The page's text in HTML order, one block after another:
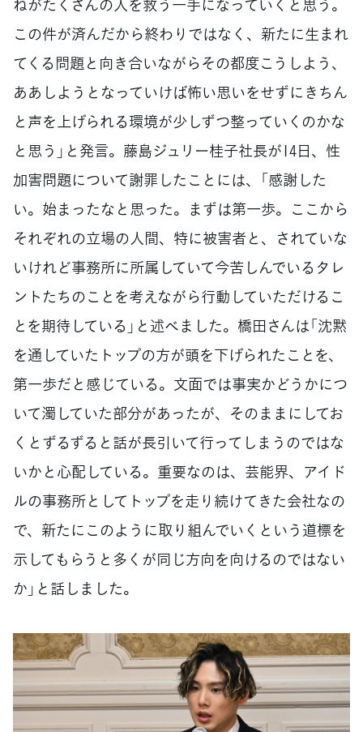
ねがたくさんの人を救う一手になっていくと思う。
この件が済んだから終わりではなく、新たに生まれ
てくる問題と向き合いながらその都度こうしよう、
ああしようとなっていけば怖い思いをせずにきちん
と声を上げられる環境が少しずつ整っていくのかな
と思う」と発言。藤島ジュリー桂子社長が14日、性
加害問題について謝罪したことには、「感謝した
い。始まったなと思った。まずは第一歩。ここから
それぞれの立場の人間、特に被害者と、されていな
いけれど事務所に所属していて今苦しんでいるタレ
ントたちのことを考えながら行動していただけるこ
とを期待している」と述べました。橋田さんは「沈黙
を通していたトップの方が頭を下げられたことを、
第一歩だと感じている。文面では事実かどうかにつ
いて濁していた部分があったが、そのままにしてお
くとずるずると話が長引いて行ってしまうのではな
いかと心配している。重要なのは、芸能界、アイド
ルの事務所としてトップを走り続けてきた会社なの
で、新たにこのように取り組んでいくという道標を
示してもらうと多くが同じ方向を向けるのではない
か」と話しました。